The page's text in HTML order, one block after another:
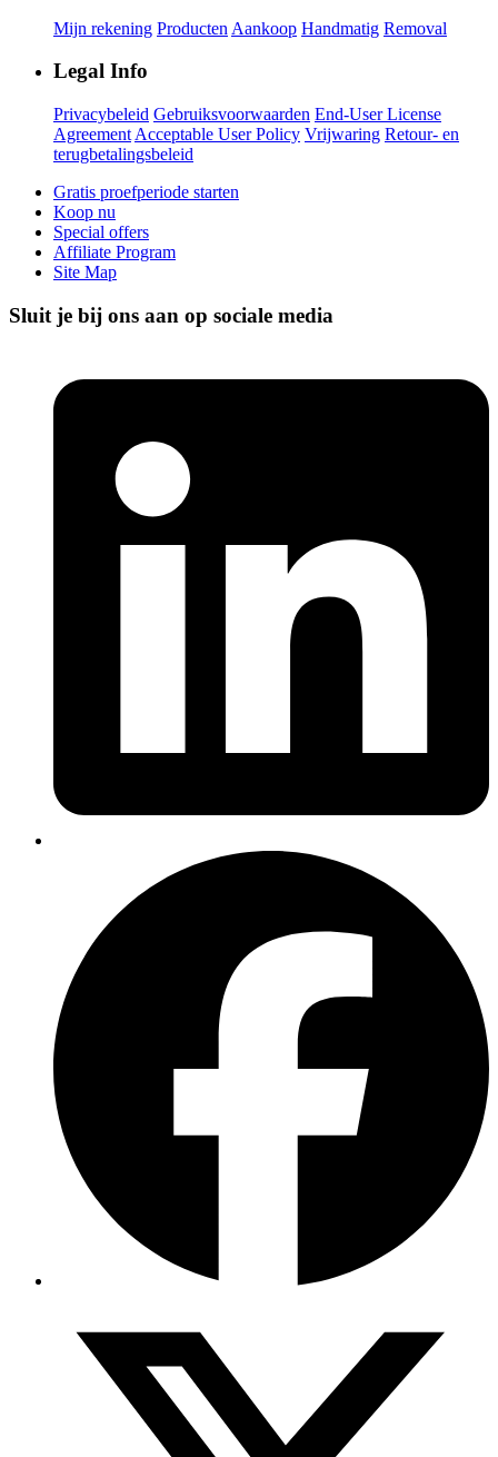
Mijn rekening Producten Aankoop Handmatig Removal
Legal Info
Privacybeleid Gebruiksvoorwaarden End-User License
Agreement Acceptable User Policy Vrijwaring Retour- en
terugbetalingsbeleid
Gratis proefperiode starten
Koop nu
Special offers
Affiliate Program
Site Map
Sluit je bij ons aan op sociale media